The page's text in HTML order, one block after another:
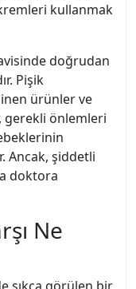
kullanmak
doğrudan
Pişik
ürünler ve
gerekli önlemleri
Ancak, şiddetli
doktora
Ne